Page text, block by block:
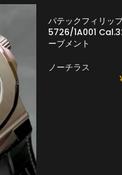
パテックフィリッ
5726/1A001
ーブメント
ノーチラス